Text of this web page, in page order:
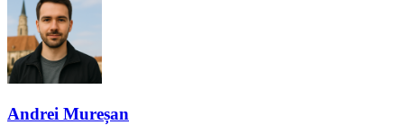
Andrei Mureșan